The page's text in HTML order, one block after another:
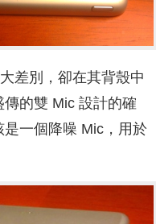
差別，卻在其背殼中
的雙 Mic 設計的確
一個降噪 Mic，用於